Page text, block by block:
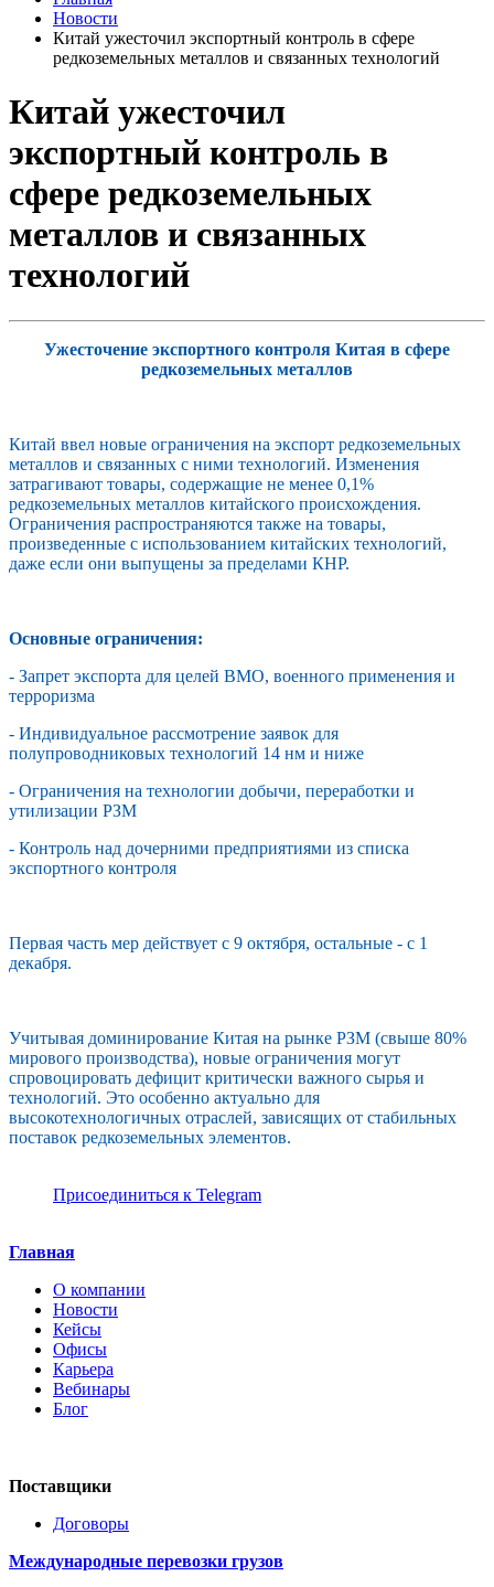
Новости
Китай ужесточил экспортный контроль в сфере
редкоземельных металлов и связанных технологий
Китай ужесточил
экспортный контроль в
сфере редкоземельных
металлов и связанных
технологий
Ужесточение экспортного контроля Китая в сфере
редкоземельных металлов
Китай ввел новые ограничения на экспорт редкоземельных
металлов и связанных с ними технологий. Изменения
затрагивают товары, содержащие не менее 0,1%
редкоземельных металлов китайского происхождения.
Ограничения распространяются также на товары,
произведенные с использованием китайских технологий,
даже если они выпущены за пределами КНР.
Основные ограничения:
- Запрет экспорта для целей ВМО, военного применения и
терроризма
- Индивидуальное рассмотрение заявок для
полупроводниковых технологий 14 нм и ниже
- Ограничения на технологии добычи, переработки и
утилизации РЗМ
- Контроль над дочерними предприятиями из списка
экспортного контроля
Первая часть мер действует с 9 октября, остальные - с 1
декабря.
Учитывая доминирование Китая на рынке РЗМ (свыше 80%
мирового производства), новые ограничения могут
спровоцировать дефицит критически важного сырья и
технологий. Это особенно актуально для
высокотехнологичных отраслей, зависящих от стабильных
поставок редкоземельных элементов.
Присоединиться к Telegram
Главная
О компании
Новости
Кейсы
Офисы
Карьера
Вебинары
Блог
Поставщики
Договоры
Международные перевозки грузов